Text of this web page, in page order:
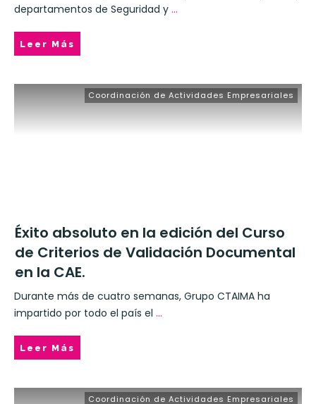
departamentos de Seguridad y ...
Leer Más
Coordinación de Actividades Empresariales
Éxito absoluto en la edición del Curso
de Criterios de Validación Documental
en la CAE.
Durante más de cuatro semanas, Grupo CTAIMA ha
impartido por todo el país el ...
Leer Más
Coordinación de Actividades Empresariales